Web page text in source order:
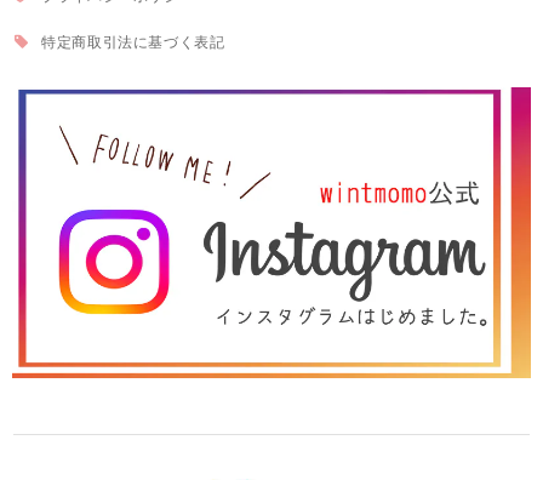
特定商取引法に基づく表記